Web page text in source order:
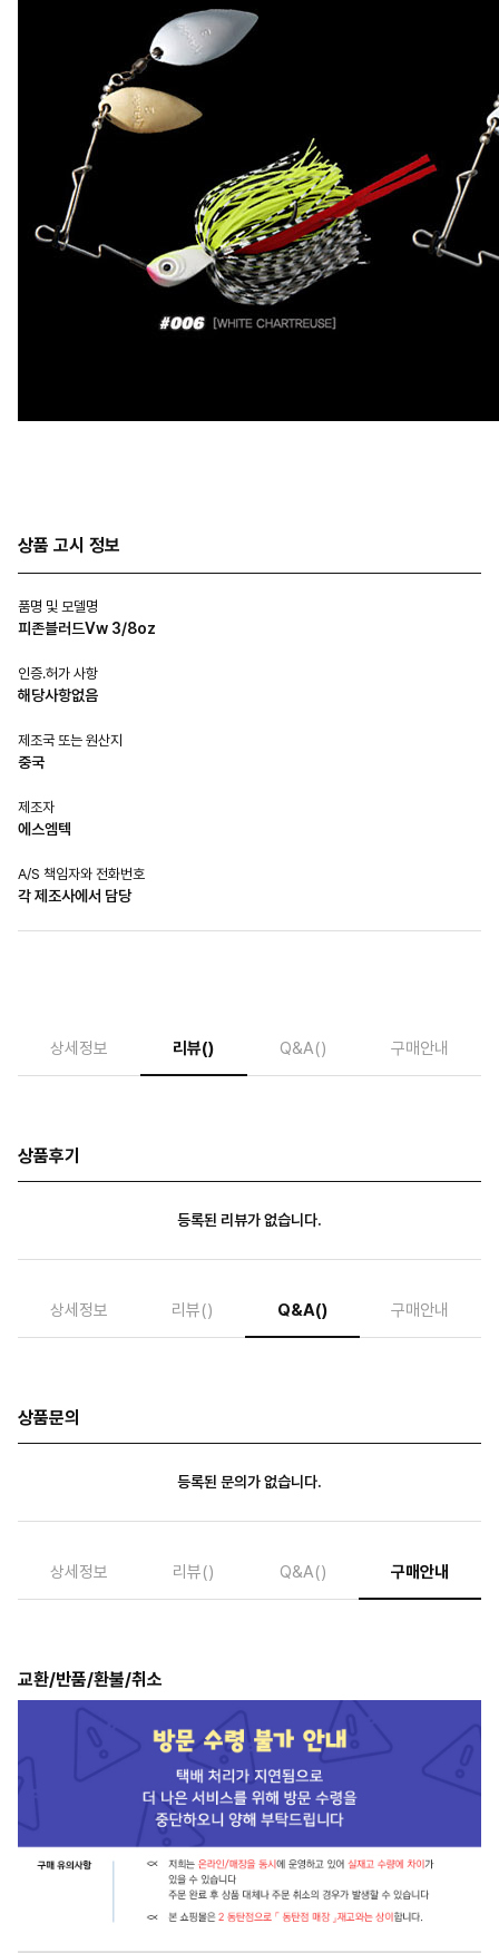
상품 고시 정보
품명 및 모델명
피존블러드Vw 3/8oz
인증.허가 사항
해당사항없음
제조국 또는 원산지
중국
제조자
에스엠텍
A/S 책임자와 전화번호
각 제조사에서 담당
상세정보 리뷰() Q&A() 구매안내
상품후기
등록된 리뷰가 없습니다.
상세정보 리뷰() Q&A() 구매안내
상품문의
등록된 문의가 없습니다.
상세정보 리뷰() Q&A() 구매안내
교환/반품/환불/취소